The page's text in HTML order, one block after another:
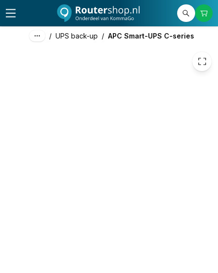
/ UPS back-up / APC Smart-UPS C-series
€ 529,68